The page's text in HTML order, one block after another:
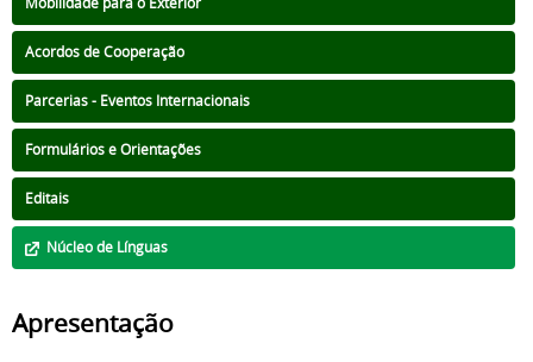
Acordos de Cooperação
Parcerias - Eventos Internacionais
Formulários e Orientações
Editais
Núcleo de Línguas
Apresentação